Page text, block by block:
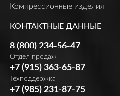
Компрессионные изделия
КОНТАКТНЫЕ ДАННЫЕ
8 (800) 234-56-47
Отдел продаж
+7 (915) 363-65-87
Техподдержка
+7 (985) 231-87-75